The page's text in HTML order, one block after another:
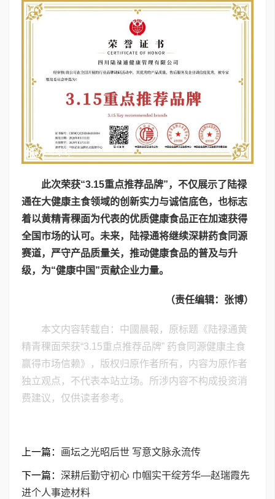
此次荣获“3.15重点推荐品牌”，不仅展示了陆禄
通在大健康主食领域的创新实力与诚信底色，也标志
着以黄精青稞面为代表的优质健康食品正在加速获得
全国市场的认可。未来，陆禄通将继续深耕药食同源
赛道，严守产品质量关，推动健康食品的普及与升
级，为“健康中国”贡献企业力量。
（责任编辑：张博）
本文内容转载自：中國晨報，原标题《陆禄通黄
精青稞面荣获“3.15重点推荐品牌” 药食同源健康主食
赢得市场信赖》，版权归原作者所有，内容为原作者
独立观点，不代表本站立场。所涉内容不构成投资消
费建议，仅供读者参考。
上一篇： 画坛之光昭后世 写意文脉永流传
下一篇： 深耕后勤守初心 巾帼实干绽芳华—赵瑞霞先
进个人事迹材料